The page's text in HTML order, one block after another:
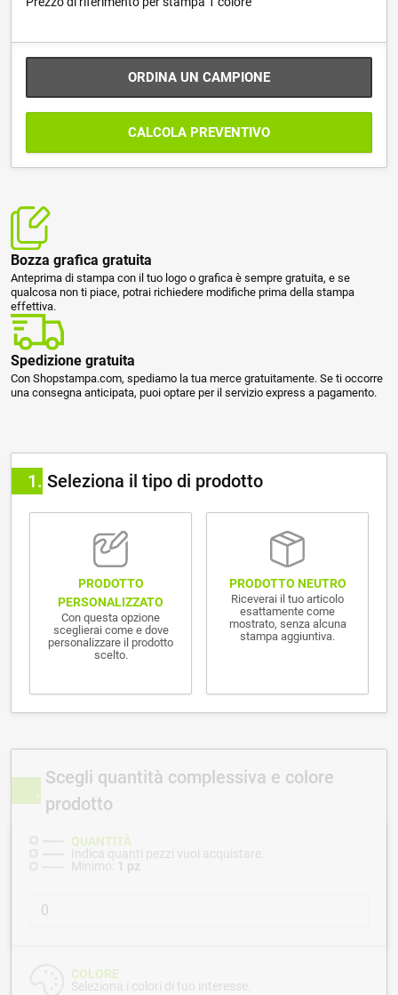
ORDINA UN CAMPIONE
CALCOLA PREVENTIVO
Bozza grafica gratuita
Anteprima di stampa con il tuo logo o grafica è sempre gratuita, e se
qualcosa non ti piace, potrai richiedere modifiche prima della stampa
effettiva.
Spedizione gratuita
Con Shopstampa.com, spediamo la tua merce gratuitamente. Se ti occorre
una consegna anticipata, puoi optare per il servizio express a pagamento.
1 Seleziona il tipo di prodotto
PRODOTTO
PERSONALIZZATO
Con questa opzione
sceglierai come e dove
personalizzare il prodotto
scelto.
PRODOTTO NEUTRO
Riceverai il tuo articolo
esattamente come
mostrato, senza alcuna
stampa aggiuntiva.
Scegli quantità complessiva e colore
prodotto
QUANTITÀ
Indica quanti pezzi vuoi acquistare.
Minimo: 1 pz
COLORE
Seleziona i colori di tuo interesse.